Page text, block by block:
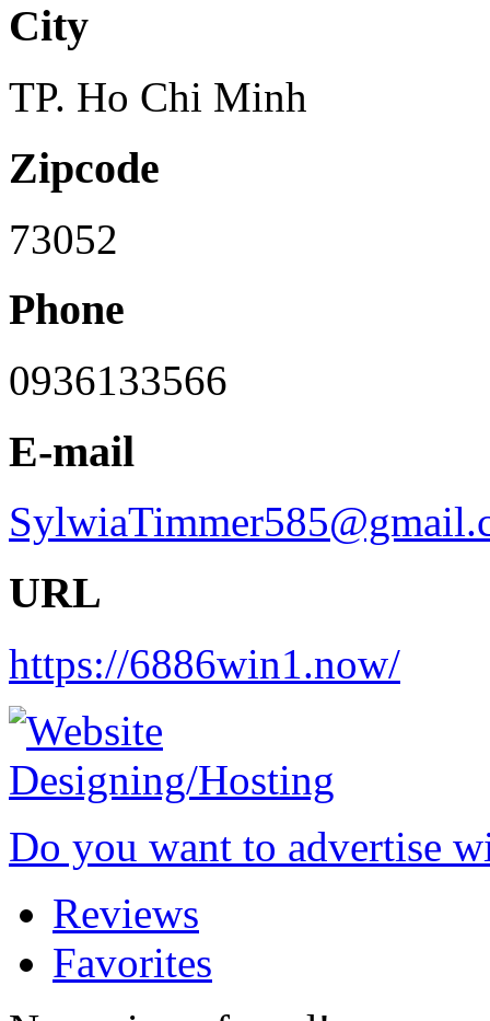
City
TP. Ho Chi Minh
Zipcode
73052
Phone
0936133566
E-mail
URL
https://6886win1.now/
Do you want to advertise
Reviews
Favorites